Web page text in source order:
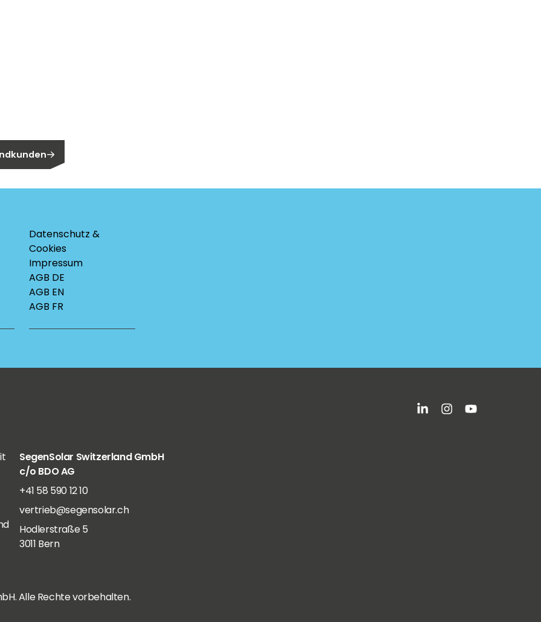
Datenschutz &
Cookies
Impressum
AGB DE
AGB EN
AGB FR
SegenSolar Switzerland GmbH
c/o BDO AG
+41 58 590 12 10
vertrieb@segensolar.ch
Hodlerstraße 5
3011 Bern
Alle Rechte vorbehalten.